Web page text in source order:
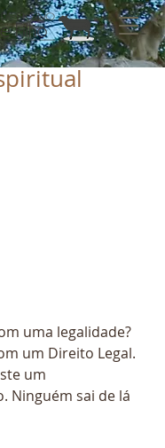
uma legalidade?
um Direito Legal.
um
Ninguém sai de lá